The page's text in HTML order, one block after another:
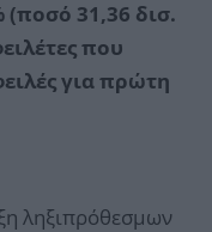
(ποσό 31,36 δισ.
που
για πρώτη
ληξιπρόθεσμων